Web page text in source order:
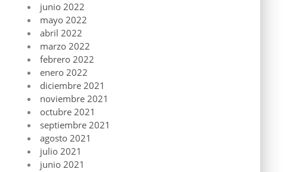
junio 2022
mayo 2022
abril 2022
marzo 2022
febrero 2022
enero 2022
diciembre 2021
noviembre 2021
octubre 2021
septiembre 2021
agosto 2021
julio 2021
junio 2021